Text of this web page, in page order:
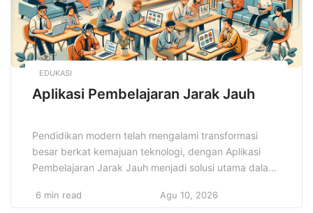
EDUKASI
Aplikasi Pembelajaran Jarak Jauh
Pendidikan modern telah mengalami transformasi
besar berkat kemajuan teknologi, dengan Aplikasi
Pembelajaran Jarak Jauh menjadi solusi utama dalam
sebelumnya terbatas oleh ruang kelas kini dapat
6 min read Agu 10, 2026